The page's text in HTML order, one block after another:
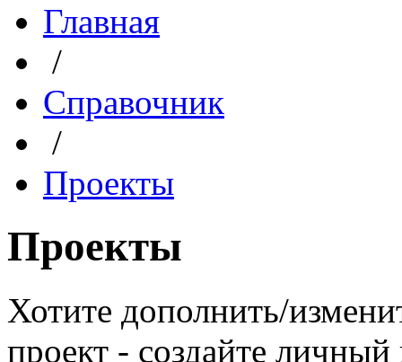
Главная
/
Справочник
/
Проекты
Проекты
Хотите дополнить/
проект - создайте